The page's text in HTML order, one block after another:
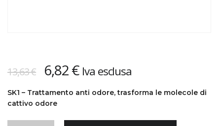
13,63€ Il
prezzo
originale
era:
6,82€Il
attuale
Iva esclusa
SK1 – Trattamento anti odore, trasforma le molecole di
cattivo odore